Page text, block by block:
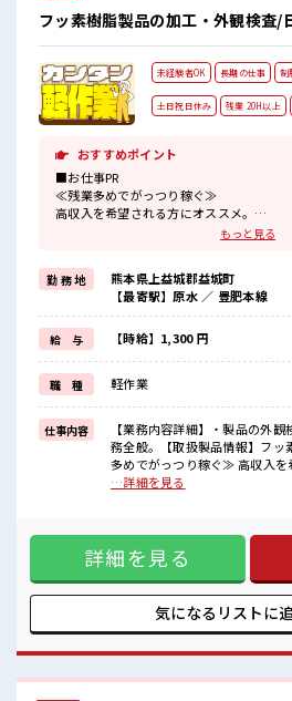
フッ素樹脂製品の加工・外観検査/
未経験者OK 長期の仕事 制
土日祝日休み 残業 20H以上
おすすめポイント
■お仕事PR
≪残業多めでがっつり稼ぐ≫
高収入を希望される方にオススメ。
残業は月20時間以上あります♪
週末は家族や友人と一緒にプライベート満
≪動きやすい制服アリ≫
制服があるので、
毎日の服装の悩み解消♪
≪未経験OKの仕事≫
新しいことにチャレンジするのは不安だけ
しっかり働く環境が整っています！
イチからスキルUP・ステップUP目指して
≪収入アップを目指せる≫
高時給だらけの派遣のお仕事です！
■職場の雰囲気
しっかり休める休憩室あり！
ロッカー付き職場♪
残業多め！
稼ぎたい方は必見！
もっと見る
勤 務 地
熊本県上益城郡益城町
【最寄駅】原水 ／ 豊肥本線
給 与 【時給】1,300 円
職 種 軽作業
仕事内容
【業務内容詳細】・製品の外
務全般。【取扱製品情報】フッ素樹脂製品 ■
多めでがっつり稼ぐ≫ 高収入を
業は月20時間以上あります♪ ≪
事≫ 新しいことにチャレンジす
働く環境が整っています！ イチ
目指していきましょう！ ≪収入
らけの派遣のお仕事です！ ■職場の雰囲気 しっかり休める休
憩室あり！ オンオフの切替も
たにもぴったり☆ ロッカー付
…詳細を見る
詳細を見る
気になるリストに